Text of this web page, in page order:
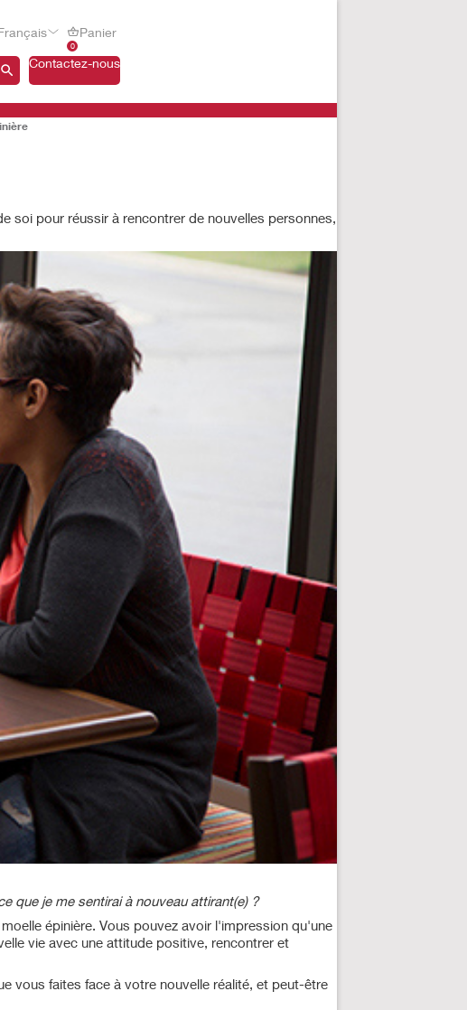
0
Panier
Contactez-nous
soi pour réussir à rencontrer de nouvelles personnes,
que je me sentirai à nouveau attirant(e) ?
épinière. Vous pouvez avoir l'impression qu'une
vie avec une attitude positive, rencontrer et
vous faites face à votre nouvelle réalité, et peut-être